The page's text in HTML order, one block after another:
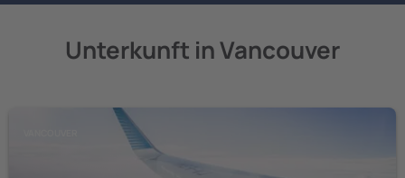
Unterkunft in Vancouver